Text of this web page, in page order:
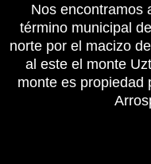
Nos encontramos
término municipal
norte por el macizo
al este el monte
monte es propiedad